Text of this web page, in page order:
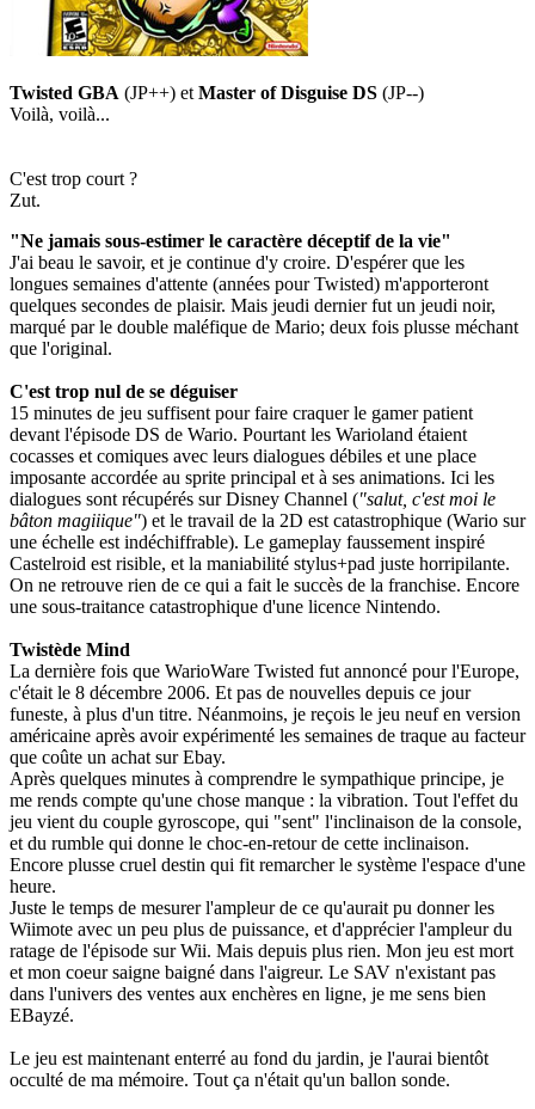
Twisted GBA (JP++) et Master of Disguise DS (JP--)
Voilà, voilà...
C'est trop court ?
Zut.
"Ne jamais sous-estimer le caractère déceptif de la vie"
J'ai beau le savoir, et je continue d'y croire. D'espérer que les
longues semaines d'attente (années pour Twisted) m'apporteront
quelques secondes de plaisir. Mais jeudi dernier fut un jeudi noir,
marqué par le double maléfique de Mario; deux fois plusse méchant
que l'original.
C'est trop nul de se déguiser
15 minutes de jeu suffisent pour faire craquer le gamer patient
devant l'épisode DS de Wario. Pourtant les Warioland étaient
cocasses et comiques avec leurs dialogues débiles et une place
imposante accordée au sprite principal et à ses animations. Ici les
dialogues sont récupérés sur Disney Channel ("salut, c'est moi le
bâton magiiique") et le travail de la 2D est catastrophique (Wario sur
une échelle est indéchiffrable). Le gameplay faussement inspiré
Castelroid est risible, et la maniabilité stylus+pad juste horripilante.
On ne retrouve rien de ce qui a fait le succès de la franchise. Encore
une sous-traitance catastrophique d'une licence Nintendo.
Twistède Mind
La dernière fois que WarioWare Twisted fut annoncé pour l'Europe,
c'était le 8 décembre 2006. Et pas de nouvelles depuis ce jour
funeste, à plus d'un titre. Néanmoins, je reçois le jeu neuf en version
américaine après avoir expérimenté les semaines de traque au facteur
que coûte un achat sur Ebay.
Après quelques minutes à comprendre le sympathique principe, je
me rends compte qu'une chose manque : la vibration. Tout l'effet du
jeu vient du couple gyroscope, qui "sent" l'inclinaison de la console,
et du rumble qui donne le choc-en-retour de cette inclinaison.
Encore plusse cruel destin qui fit remarcher le système l'espace d'une
heure.
Juste le temps de mesurer l'ampleur de ce qu'aurait pu donner les
Wiimote avec un peu plus de puissance, et d'apprécier l'ampleur du
ratage de l'épisode sur Wii. Mais depuis plus rien. Mon jeu est mort
et mon coeur saigne baigné dans l'aigreur. Le SAV n'existant pas
dans l'univers des ventes aux enchères en ligne, je me sens bien
EBayzé.
Le jeu est maintenant enterré au fond du jardin, je l'aurai bientôt
occulté de ma mémoire. Tout ça n'était qu'un ballon sonde.